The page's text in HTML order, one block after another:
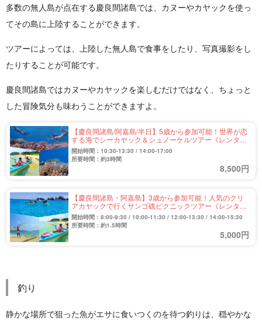
多数の無人島が点在する慶良間諸島では、カヌーやカヤックを使っ
てその島に上陸することができます。
ツアーによっては、上陸した無人島で食事をしたり、写真撮影をし
たりすることが可能です。
慶良間諸島ではカヌーやカヤックを楽しむだけではなく、ちょっと
した冒険気分も味わうことができますよ。
【慶良間諸島/阿嘉島/半日】5歳から参加可能！世界が恋
する海でシーカヤック＆シュノーケルツアー《レンタル
器材無料》（No.307）
開始時間：10:30-13:30 / 14:00-17:00
所要時間：約3時間
8,500円
【慶良間諸島・阿嘉島】3歳から参加可能！人気のクリ
アカヤックで行くサンゴ礁ピクニックツアー《レンタル
器材無料》（No.308）
開始時間：8:00-9:30 / 10:00-11:30 / 12:00-13:30 / 14:00-15:30
所要時間：約1.5時間
5,000円
釣り
静かな場所で狙った魚がエサに食いつくのを待つ釣りは、穏やかな